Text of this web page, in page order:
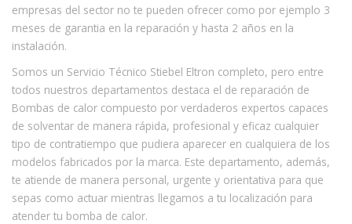
empresas del sector no te pueden ofrecer como por ejemplo 3
meses de garantia en la reparación y hasta 2 años en la
instalación.
Somos un Servicio Técnico Stiebel Eltron completo, pero entre
todos nuestros departamentos destaca el de reparación de
Bombas de calor compuesto por verdaderos expertos capaces
de solventar de manera rápida, profesional y eficaz cualquier
tipo de contratiempo que pudiera aparecer en cualquiera de los
modelos fabricados por la marca. Este departamento, además,
te atiende de manera personal, urgente y orientativa para que
sepas como actuar mientras llegamos a tu localización para
atender tu bomba de calor.